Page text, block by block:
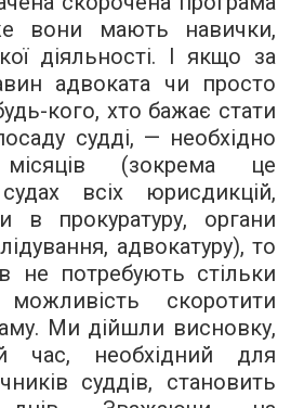
вони мають навички,
діяльності. І якщо за
адвоката чи просто
кого, хто бажає стати
судді, — необхідно
(зокрема це
всіх юрисдикцій,
в прокуратуру, органи
адвокатуру), то
не потребують стільки
скоротити
Ми дійшли висновку,
час, необхідний для
суддів, становить